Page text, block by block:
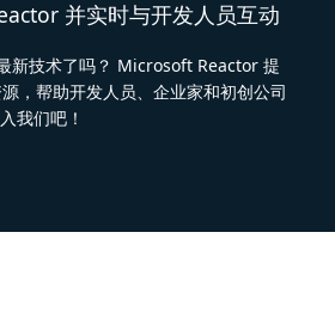
并实时与开发人员互动
新技术了吗？ Microsoft Reactor 提
，帮助开发人员、企业家和初创公司
我们吧！